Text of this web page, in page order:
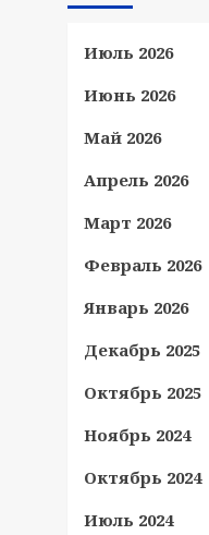
Июль 2026
Июнь 2026
Май 2026
Апрель 2026
Март 2026
Февраль 2026
Январь 2026
Декабрь 2025
Октябрь 2025
Ноябрь 2024
Октябрь 2024
Июль 2024